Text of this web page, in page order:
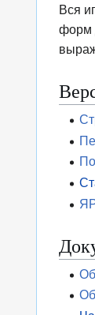
Вся
форм